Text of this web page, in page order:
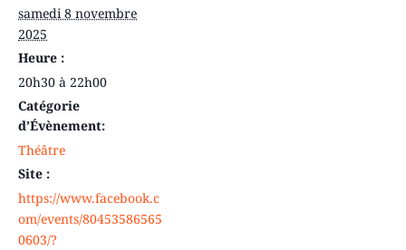
samedi 8 novembre
2025
Heure :
20h30 à 22h00
Catégorie
d’Évènement:
Théâtre
Site :
https://www.facebook.c
om/events/80453586565
0603/?